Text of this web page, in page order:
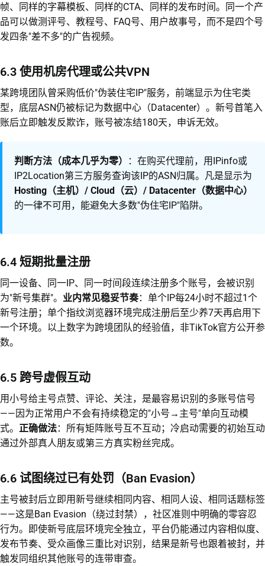
帧、同样的字幕模板、同样的CTA、同样的发布时间。同一个产
品可以做测评号、教程号、FAQ号、用户故事号，而不是四个号
发四条"差不多"的广告视频。
6.3 使用机房代理或公共VPN
某跨境团队曾采购低价"伪装住宅IP"服务，前端显示为住宅类
型，底层ASN仍被标记为数据中心（Datacenter）。新号首笔入
账后立即触发反欺诈，账号被冻结180天，申诉无效。
判断方法（成本几乎为零）
：在购买代理前，用IPinfo或
IP2Location第三方服务查询该IP的ASN归属。凡是显示为
Hosting（主机）/ Cloud（云）/ Datacenter（数据中心）
的一律不可用，能避免大多数"伪住宅IP"陷阱。
6.4 短期批量注册
同一设备、同一IP、同一时间段连续注册多个账号，会被识别
为"新号集群"。 业内常见稳妥节奏：单个IP每24小时不超过1个
新号注册；单个指纹浏览器环境完成注册后至少养7天再启用下
一个环境。以上数字为跨境团队的经验值，非TikTok官方公开参
数。
6.5 跨号虚假互动
用小号给主号点赞、评论、关注，是最容易识别的多账号信号
——因为正常用户不会有持续稳定的"小号→主号"单向互动模
式。 正确做法：所有矩阵账号互不互动；冷启动需要的初始互动
通过外部真人朋友或第三方真实粉丝完成。
6.6 试图绕过已有处罚（Ban Evasion）
主号被封后立即用新号继续相同内容、相同人设、相同话题标签
——这是Ban Evasion（绕过封禁），社区准则中明确的零容忍
行为。即使新号底层环境完全独立，平台仍能通过内容相似度、
发布节奏、受众画像三重比对识别，结果是新号也跟着被封，并
触发同组织其他账号的连带审查。